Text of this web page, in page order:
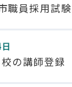
職員採用試
の講師登録